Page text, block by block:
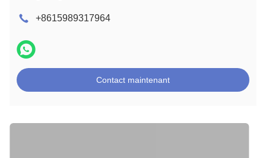
+8615989317964
Contact maintenant